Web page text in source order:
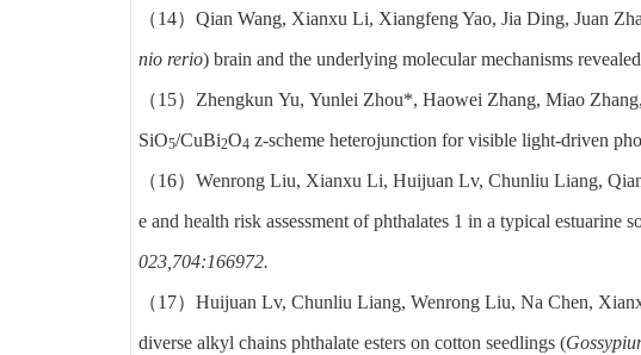
（14） Qian Wang, Xianxu Li, Xiangfeng Yao, Jia Ding, Juan
nio rerio) brain and the underlying molecular mechanisms
（15） Zhengkun Yu, Yunlei Zhou*, Haowei Zhang, Miao
SiO5/CuBi2O4 z-scheme heterojunction for visible light-driven
（16） Wenrong Liu, Xianxu Li, Huijuan Lv, Chunliu Liang,
e and health risk assessment of phthalates 1 in a typical
023,704:166972.
（17） Huijuan Lv, Chunliu Liang, Wenrong Liu, Na Chen,
diverse alkyl chains phthalate esters on cotton seedlings (